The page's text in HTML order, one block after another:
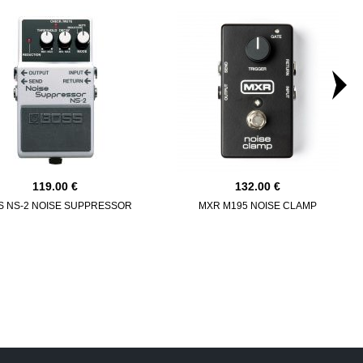
119.00
NS-2 NOISE SUPPRESSOR
132.00
MXR M195 NOISE CLAMP